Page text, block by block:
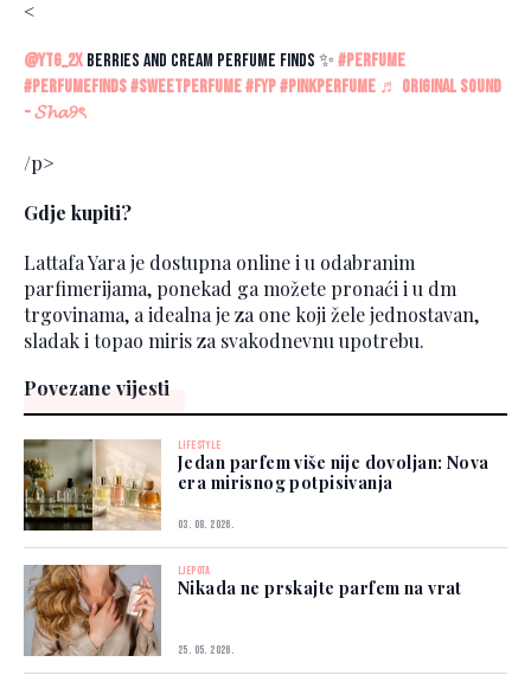
<
@ytg_2x Berries and cream perfume finds ✨ #perfume
#perfumefinds#sweetperfume#fyp#pinkperfume ♬ original sound
- 𝓢𝓱𝓪୨ৎ
/p>
Gdje kupiti?
Lattafa Yara je dostupna online i u odabranim
parfimerijama, ponekad ga možete pronaći i u dm
trgovinama, a idealna je za one koji žele jednostavan,
sladak i topao miris za svakodnevnu upotrebu.
Povezane vijesti
LIFESTYLE
Jedan parfem više nije dovoljan: Nova
era mirisnog potpisivanja
03. 08. 2026.
LJEPOTA
Nikada ne prskajte parfem na vrat
25. 05. 2026.